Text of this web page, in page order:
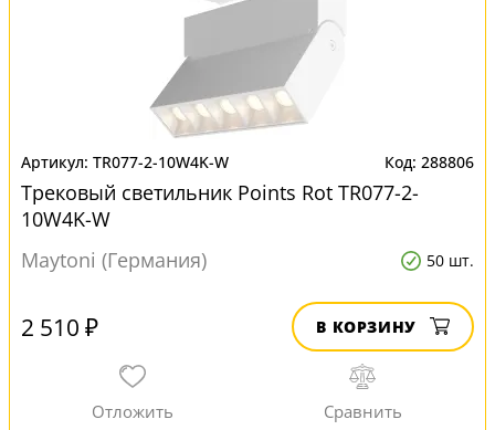
TR077-2-10W4K-W 288806
Трековый светильник Points Rot TR077-2-
10W4K-W
Maytoni (Германия)
50 шт.
2 510 ₽ В КОРЗИНУ